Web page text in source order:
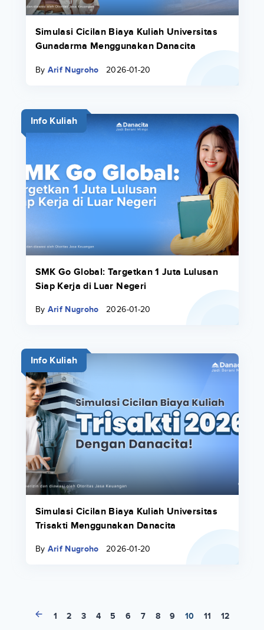
Simulasi Cicilan Biaya Kuliah Universitas
Gunadarma Menggunakan Danacita
By Arif Nugroho 2026-01-20
Info Kuliah
SMK Go Global: Targetkan 1 Juta Lulusan
Siap Kerja di Luar Negeri
By Arif Nugroho 2026-01-20
Info Kuliah
Simulasi Cicilan Biaya Kuliah Universitas
Trisakti Menggunakan Danacita
By Arif Nugroho 2026-01-20
1 2 3 4 5 6 7 8 9 10 11 12